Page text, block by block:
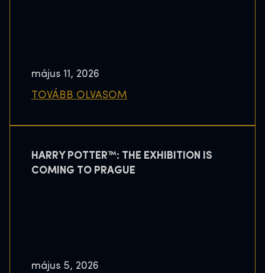
május 11, 2026
TOVÁBB OLVASOM
HARRY POTTER™: THE EXHIBITION IS
COMING TO PRAGUE
május 5, 2026